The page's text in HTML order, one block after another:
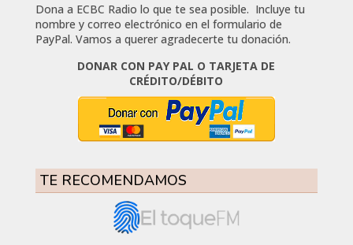
Dona a ECBC Radio lo que te sea posible. Incluye tu
nombre y correo electrónico en el formulario de
PayPal. Vamos a querer agradecerte tu donación.
DONAR CON PAY PAL O TARJETA DE
CRÉDITO/DÉBITO
TE RECOMENDAMOS